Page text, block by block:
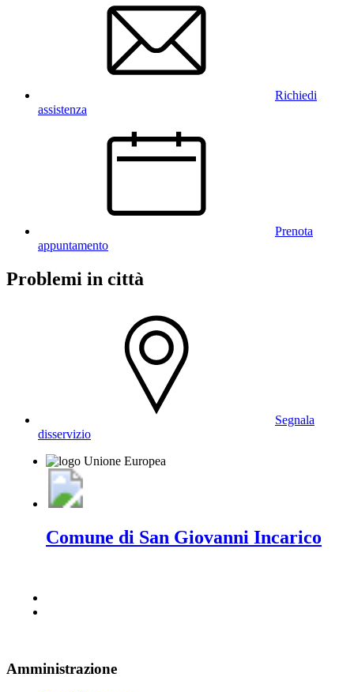
Richiedi
assistenza
Prenota
appuntamento
Problemi in città
Segnala
disservizio
Comune di San Giovanni Incarico
Amministrazione